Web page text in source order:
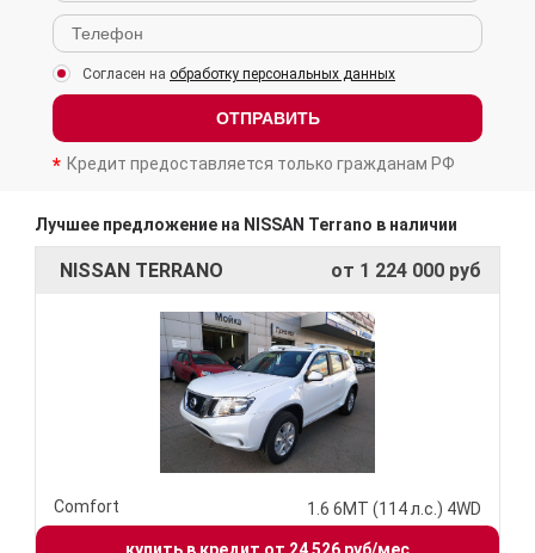
Согласен на обработку персональных данных
ОТПРАВИТЬ
Кредит предоставляется только гражданам РФ
Лучшее предложение на NISSAN Terrano в наличии
NISSAN TERRANO от 1 224 000 руб
Comfort 1.6 6МТ (114 л.с.) 4WD